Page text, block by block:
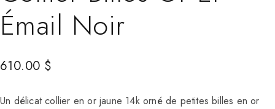
Émail Noir
610.00 $
Un délicat collier en or jaune 14k orné de petites billes en or